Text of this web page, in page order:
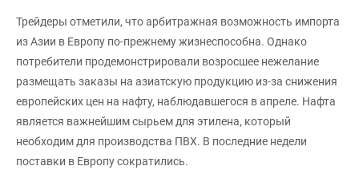
Трейдеры отметили, что арбитражная возможность импорта
из Азии в Европу по-прежнему жизнеспособна. Однако
потребители продемонстрировали возросшее нежелание
размещать заказы на азиатскую продукцию из-за снижения
европейских цен на нафту, наблюдавшегося в апреле. Нафта
является важнейшим сырьем для этилена, который
необходим для производства ПВХ. В последние недели
поставки в Европу сократились.